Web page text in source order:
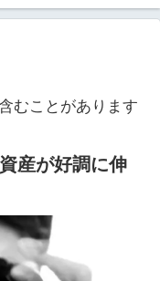
むことがあります
産が好調に伸